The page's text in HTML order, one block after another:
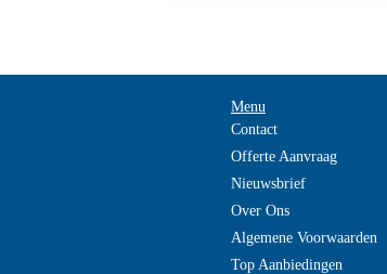
Menu
Contact
Offerte Aanvraag
Nieuwsbrief
Over Ons
Algemene Voorwaarden
Top Aanbiedingen